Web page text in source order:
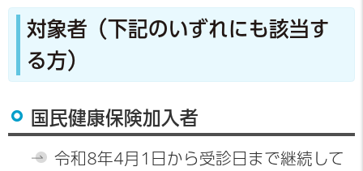
対象者（下記のいずれにも該当す
る方）
国民健康保険加入者
令和8年4月1日から受診日まで継続して